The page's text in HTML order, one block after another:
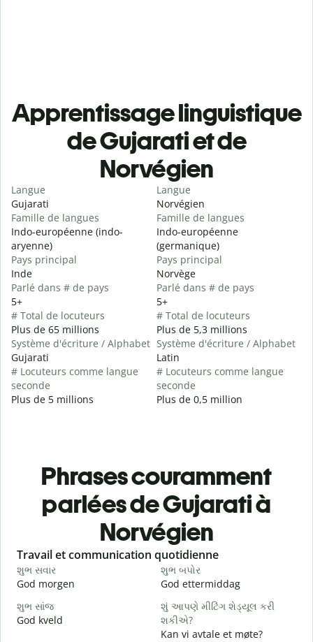
Apprentissage linguistique
de Gujarati et de
Norvégien
Langue
Gujarati
Famille de langues
Indo-européenne (indo-
aryenne)
Pays principal
Inde
Parlé dans # de pays
5+
# Total de locuteurs
Plus de 65 millions
Système d'écriture / Alphabet
Gujarati
# Locuteurs comme langue
seconde
Plus de 5 millions
Langue
Norvégien
Famille de langues
Indo-européenne
(germanique)
Pays principal
Norvège
Parlé dans # de pays
5+
# Total de locuteurs
Plus de 5,3 millions
Système d'écriture / Alphabet
Latin
# Locuteurs comme langue
seconde
Plus de 0,5 million
Phrases couramment
parlées de Gujarati à
Norvégien
Slide 1 of 6
Travail et communication quotidienne
શુભ સવાર
God morgen
શુભ બપોર
God ettermiddag
શુભ સાંજ
God kveld
શું આપણે મીટિંગ શેડ્યૂલ કરી
શકીએ?
Kan vi avtale et møte?